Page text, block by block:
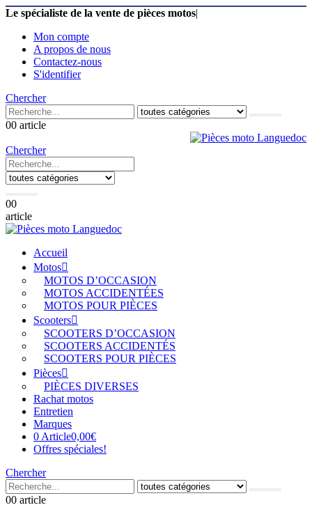
Le spécialiste de la vente de pièces motos|
Mon compte
A propos de nous
Contactez-nous
S'identifier
Chercher
00 article
Chercher
00
article
Accueil
Motos
MOTOS D’OCCASION
MOTOS ACCIDENTÉES
MOTOS POUR PIÈCES
Scooters
SCOOTERS D’OCCASION
SCOOTERS ACCIDENTÉS
SCOOTERS POUR PIÈCES
Pièces
PIÈCES DIVERSES
Rachat motos
Entretien
Marques
0 Article0,00€
Offres spéciales!
Chercher
00 article